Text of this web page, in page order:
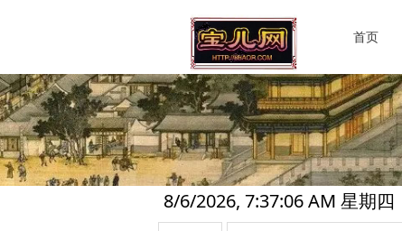
首页
8/6/2026, 7:37:07 AM 星期四